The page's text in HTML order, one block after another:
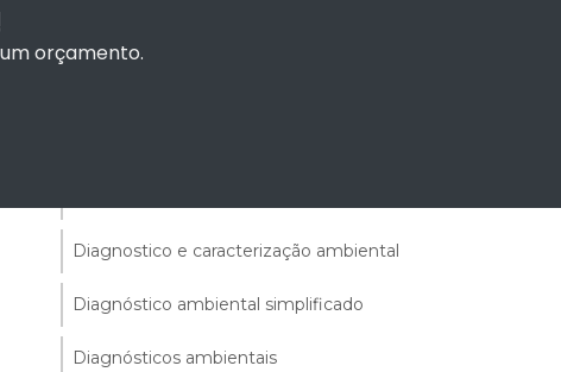
orçamento.
Consultoria ambiental
Diagnostico e caracterização ambiental
Diagnóstico ambiental simplificado
Diagnósticos ambientais